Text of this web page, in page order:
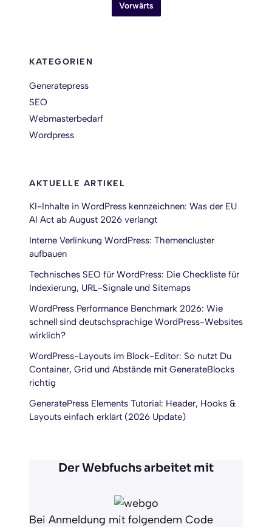
Vorwärts
KATEGORIEN
Generatepress
SEO
Webmasterbedarf
Wordpress
AKTUELLE ARTIKEL
KI-Inhalte in WordPress kennzeichnen: Was der EU
AI Act ab August 2026 verlangt
Interne Verlinkung WordPress: Themencluster
aufbauen
Technisches SEO für WordPress: Die Checkliste für
Indexierung, URL-Signale und Sitemaps
WordPress Performance Benchmark 2026: Wie
schnell sind deutschsprachige WordPress-Websites
wirklich?
WordPress-Layouts im Block-Editor: So nutzt Du
Container, Grid und Abstände mit GenerateBlocks
richtig
GeneratePress Elements Tutorial: Header, Hooks &
Layouts einfach erklärt (2026 Update)
Der Webfuchs arbeitet mit
Bei Anmeldung mit folgendem Code